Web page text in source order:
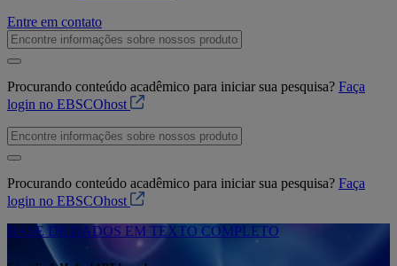
Entre em contato
Procurando conteúdo acadêmico para iniciar sua pesquisa? Faça
login no EBSCOhost
Procurando conteúdo acadêmico para iniciar sua pesquisa? Faça
login no EBSCOhost
BASE DE DADOS EM TEXTO COMPLETO